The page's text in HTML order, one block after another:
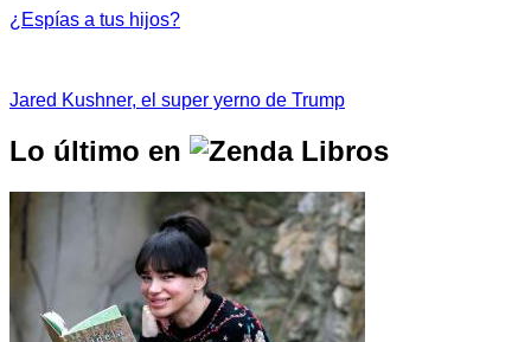
¿Espías a tus hijos?
Jared Kushner, el super yerno de Trump
Lo último en